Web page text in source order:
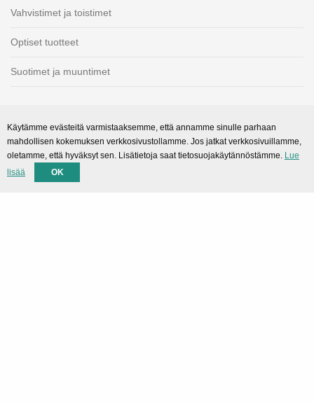
Vahvistimet ja toistimet
Optiset tuotteet
Suotimet ja muuntimet
Sekalaiset
SMARTPortal
Lataukset
Käytämme evästeitä varmistaaksemme, että annamme sinulle parhaan
mahdollisen kokemuksen verkkosivustollamme. Jos jatkat verkkosivuillamme,
oletamme, että hyväksyt sen. Lisätietoja saat tietosuojakäytännöstämme. Lue
lisää
OK